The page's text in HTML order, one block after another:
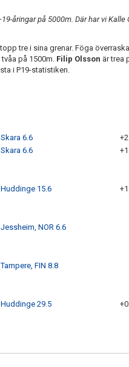
åringar på 5000m. Där har vi Kalle
tre i sina grenar. Föga
på 1500m. Filip Olsson är trea
i P19-statistiken.
Skara 6.6
Skara 6.6
Huddinge 15.6
Jessheim, NOR 6.6
Tampere, FIN 8.8
Huddinge 29.5